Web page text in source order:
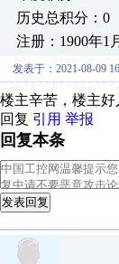
历史总积分：0
注册：1900年1
发表于：2021-08-09
楼主辛苦，楼主
回复 引用 举报
回复本条
发表回复